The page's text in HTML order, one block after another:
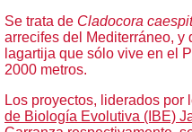
Se trata de Cladocora
arrecifes del Mediterráneo, y
lagartija que sólo vive en el
2000 metros.
Los proyectos, liderados por
de Biología Evolutiva (IBE)